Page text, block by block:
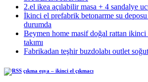
2.el ikea açılabilir masa + 4 sandalye
İkinci el prefabrik betonarme su deposu
durumda
Beymen home masif doğal rattan ikinci
takımı
Fabrikadan teşhir buzdolabı outlet
çıkma eşya – ikinci el çıkmacı